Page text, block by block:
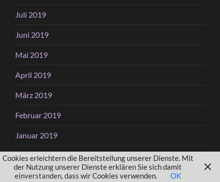
Juli 2019
Juni 2019
Mai 2019
April 2019
März 2019
Februar 2019
Januar 2019
Dezember 2018
November 2018
Cookies erleichtern die Bereitstellung unserer Dienste. Mit
der Nutzung unserer Dienste erklären Sie sich damit
einverstanden, dass wir Cookies verwenden.
OK